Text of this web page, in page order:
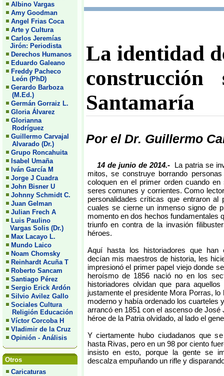
Albino Vargas
Amy Goodman
Angel Frias Coca
Arte y Cultura
Carlos Jeremías
Jirón: Periodista
Derechos Humanos
Eduardo Galeano
Freddy Pacheco
León (PhD)
Gerardo Barboza
(M.Ed.)
Germán Gorraiz L.
Gloria Álvarez
Glorianna
Rodríguez
Guillermo Carvajal
Alvarado (Dr.)
Grupo Roncahuita
Isabel Umaña
Iván García M
Jorge J Cuadra
John Bisner U
Johnny Schmidt C.
Juan Gelman
Julian Frech A
Luis Paulino
Vargas Solis (Dr.)
Max Lacayo L.
Mundo Laico
Noam Chomsky
Reinhardt Acuña T
Roberto Sancam
Santiago Pérez
Sergio Erick Ardón
Silvio Avilez Gallo
Sociales Cultura
Religión Educación
Víctor Corcoba H
Vladimir de la Cruz
Opinión - Análisis
Otros
Caricaturas
La identidad
Santamaría
Por el Dr. Guillermo
14 de junio de 2014.- La patria se
mitos, se construye borrando
coloquen en el primer orden cuando
seres comunes y corrientes. Como
personalidades críticas que entraron
cuales se cierne un inmenso signo de
momento en dos hechos fundamentales
triunfo en contra de la invasión
héroes.
Aquí hasta los historiadores que han
decían mis maestros de historia, les
impresionó el primer papel viejo donde
heroísmo de 1856 nació no en los
historiadores olvidan que para
justamente el presidente Mora Porras,
moderno y había ordenado los cuarteles
arrancó en 1851 con el ascenso de
héroe de la Patria olvidado, al lado el
Y ciertamente hubo ciudadanos que
hasta Rivas, pero en un 98 por ciento
insisto en esto, porque la gente se
descalza empuñando un rifle y